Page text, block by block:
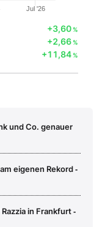
Jul '26
+3,60%
+2,66%
+11,84%
und Co. genauer
eigenen Rekord ‑
in Frankfurt ‑